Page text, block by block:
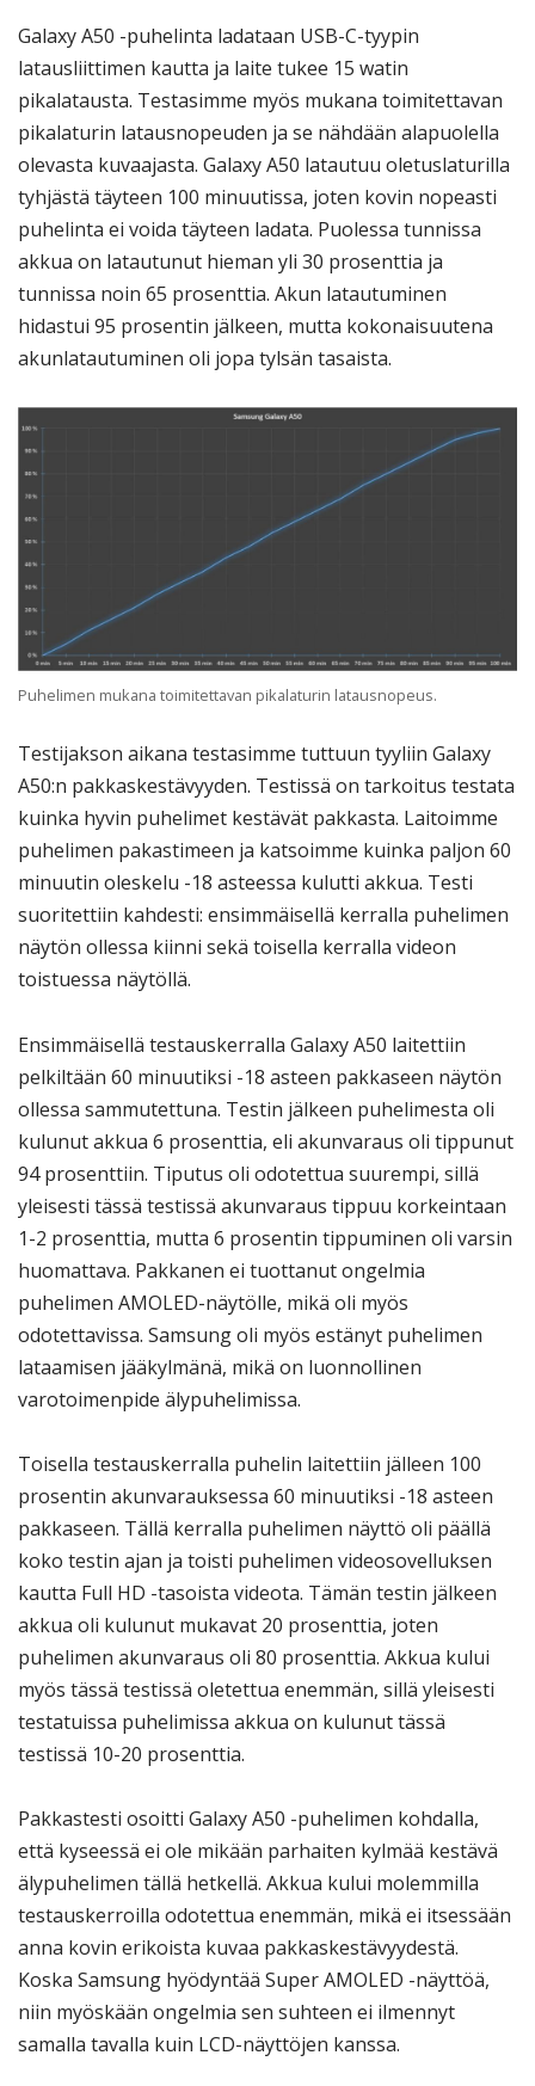
Galaxy A50 -puhelinta ladataan USB-C-tyypin
latausliittimen kautta ja laite tukee 15 watin
pikalatausta. Testasimme myös mukana toimitettavan
pikalaturin latausnopeuden ja se nähdään alapuolella
olevasta kuvaajasta. Galaxy A50 latautuu oletuslaturilla
tyhjästä täyteen 100 minuutissa, joten kovin nopeasti
puhelinta ei voida täyteen ladata. Puolessa tunnissa
akkua on latautunut hieman yli 30 prosenttia ja
tunnissa noin 65 prosenttia. Akun latautuminen
hidastui 95 prosentin jälkeen, mutta kokonaisuutena
akunlatautuminen oli jopa tylsän tasaista.
Puhelimen mukana toimitettavan pikalaturin latausnopeus.
Testijakson aikana testasimme tuttuun tyyliin Galaxy
A50:n pakkaskestävyyden. Testissä on tarkoitus testata
kuinka hyvin puhelimet kestävät pakkasta. Laitoimme
puhelimen pakastimeen ja katsoimme kuinka paljon 60
minuutin oleskelu -18 asteessa kulutti akkua. Testi
suoritettiin kahdesti: ensimmäisellä kerralla puhelimen
näytön ollessa kiinni sekä toisella kerralla videon
toistuessa näytöllä.
Ensimmäisellä testauskerralla Galaxy A50 laitettiin
pelkiltään 60 minuutiksi -18 asteen pakkaseen näytön
ollessa sammutettuna. Testin jälkeen puhelimesta oli
kulunut akkua 6 prosenttia, eli akunvaraus oli tippunut
94 prosenttiin. Tiputus oli odotettua suurempi, sillä
yleisesti tässä testissä akunvaraus tippuu korkeintaan
1-2 prosenttia, mutta 6 prosentin tippuminen oli varsin
huomattava. Pakkanen ei tuottanut ongelmia
puhelimen AMOLED-näytölle, mikä oli myös
odotettavissa. Samsung oli myös estänyt puhelimen
lataamisen jääkylmänä, mikä on luonnollinen
varotoimenpide älypuhelimissa.
Toisella testauskerralla puhelin laitettiin jälleen 100
prosentin akunvarauksessa 60 minuutiksi -18 asteen
pakkaseen. Tällä kerralla puhelimen näyttö oli päällä
koko testin ajan ja toisti puhelimen videosovelluksen
kautta Full HD -tasoista videota. Tämän testin jälkeen
akkua oli kulunut mukavat 20 prosenttia, joten
puhelimen akunvaraus oli 80 prosenttia. Akkua kului
myös tässä testissä oletettua enemmän, sillä yleisesti
testatuissa puhelimissa akkua on kulunut tässä
testissä 10-20 prosenttia.
Pakkastesti osoitti Galaxy A50 -puhelimen kohdalla,
että kyseessä ei ole mikään parhaiten kylmää kestävä
älypuhelimen tällä hetkellä. Akkua kului molemmilla
testauskerroilla odotettua enemmän, mikä ei itsessään
anna kovin erikoista kuvaa pakkaskestävyydestä.
Koska Samsung hyödyntää Super AMOLED -näyttöä,
niin myöskään ongelmia sen suhteen ei ilmennyt
samalla tavalla kuin LCD-näyttöjen kanssa.